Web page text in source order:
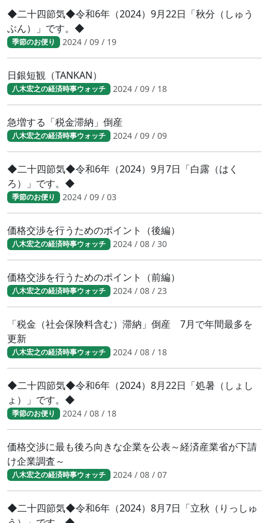
◆二十四節気◆令和6年（2024）9月22日「秋分（しゅう
ぶん）」です。◆
季節のお便り 2024 / 09 / 19
日銀短観（TANKAN）
八木宏之の経済時事ウォッチ 2024 / 09 / 18
急増する「税金滞納」倒産
八木宏之の経済時事ウォッチ 2024 / 09 / 09
◆二十四節気◆令和6年（2024）9月7日「白露（はく
ろ）」です。◆
季節のお便り 2024 / 09 / 03
価格交渉を行うためのポイント（後編）
八木宏之の経済時事ウォッチ 2024 / 08 / 30
価格交渉を行うためのポイント（前編）
八木宏之の経済時事ウォッチ 2024 / 08 / 23
「税金（社会保険料含む）滞納」倒産 7月で年間最多を
更新
八木宏之の経済時事ウォッチ 2024 / 08 / 18
◆二十四節気◆令和6年（2024）8月22日「処暑（しょし
ょ）」です。◆
季節のお便り 2024 / 08 / 18
価格交渉に最も後ろ向きな企業を公表～経済産業省が下請
け企業調査～
八木宏之の経済時事ウォッチ 2024 / 08 / 07
◆二十四節気◆令和6年（2024）8月7日「立秋（りっしゅ